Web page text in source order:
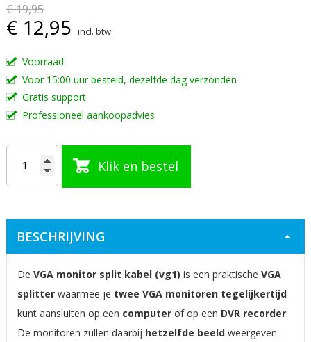
begin
van
afbeeldingen-
gallerij
€ 12,95 incl. btw.
€ 19,95
Voorraad
Voor 15:00 uur besteld, dezelfde dag verzonden
Gratis support
Professioneel aankoopadvies
Klik en bestel
BESCHRIJVING
De VGA monitor split kabel (vg1) is een praktische VGA
splitterwaarmee je twee VGA monitoren tegelijkertijd
kunt aansluiten op een computerof op een DVR recorder.
De monitoren zullen daarbij hetzelfde beeldweergeven.